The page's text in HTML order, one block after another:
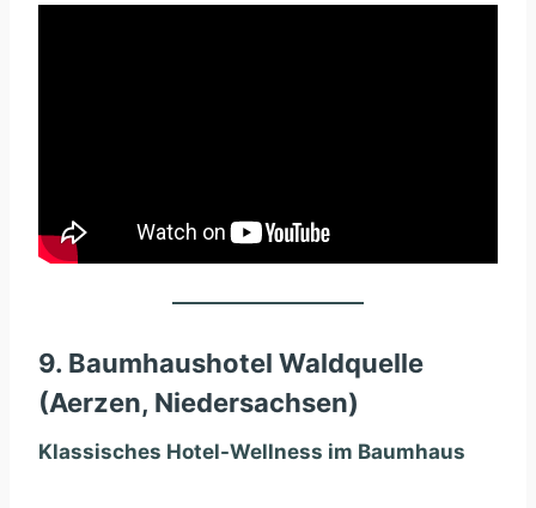
9. Baumhaushotel Waldquelle
(Aerzen, Niedersachsen)
Klassisches Hotel-Wellness im Baumhaus